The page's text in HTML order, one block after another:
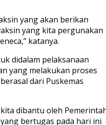
yang akan berikan
yang kita pergunakan
katanya.
didalam pelaksanaan
yang melakukan proses
dari Puskemas
dibantu oleh
bertugas pada hari ini